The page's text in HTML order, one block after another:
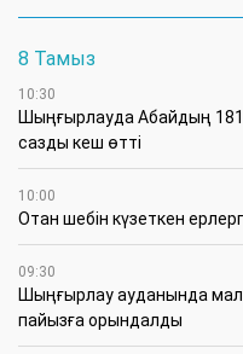
8 Тамыз
10:30
Шыңғырлауда Абайдың
сазды кеш өтті
10:00
Отан шебін күзеткен
09:30
​Шыңғырлау ауданында
пайызға орындалды